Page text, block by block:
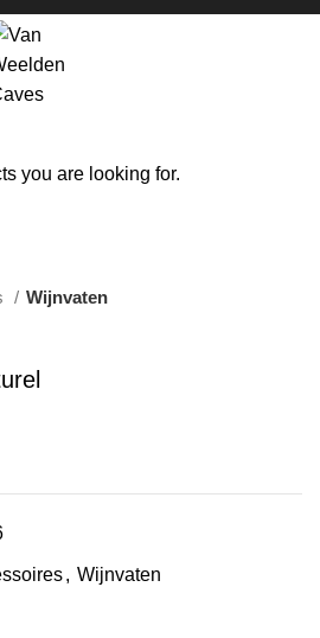
Wijnvaten
, Wijnvaten
you are looking for.